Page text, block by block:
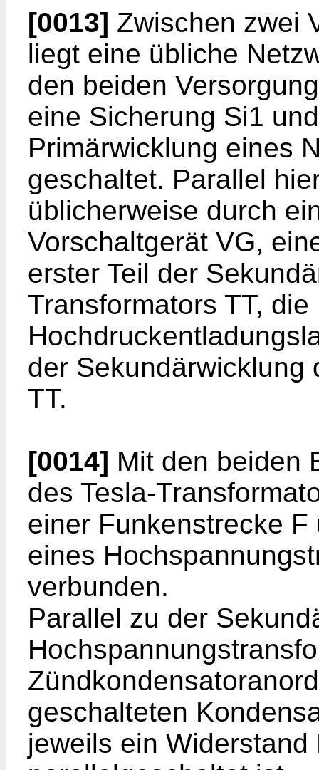
[0013] Zwischen zwei
liegt eine übliche
den beiden
eine Sicherung Si1
Primärwicklung eines
geschaltet. Parallel
üblicherweise durch
Vorschaltgerät VG,
erster Teil der
Transformators TT,
der Sekundärwicklung
TT.
[0014] Mit den beiden
des Tesla-
einer Funkenstrecke
eines
verbunden.
Parallel zu der
geschalteten
jeweils ein Widerstand